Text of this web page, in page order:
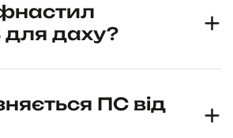
для даху?
ПС від